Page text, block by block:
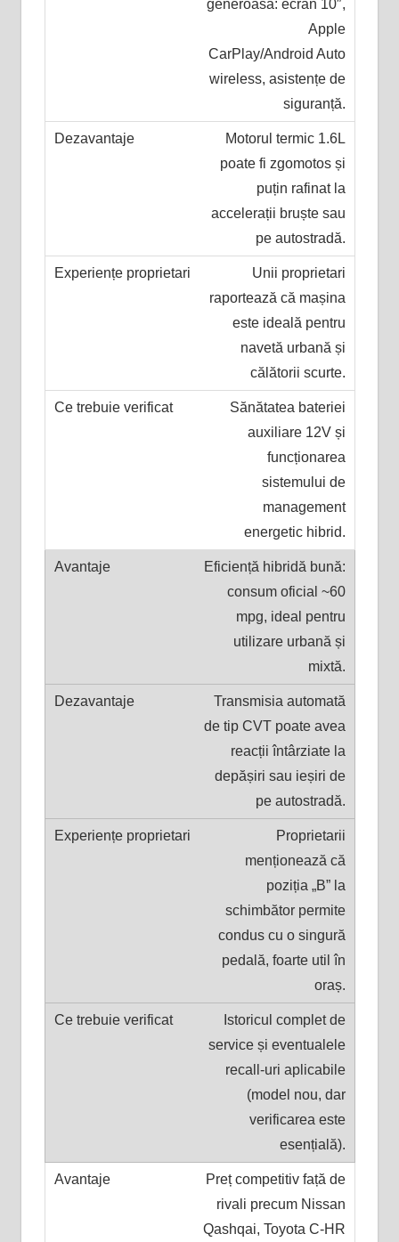
generoasă: ecran 10″,
Apple
CarPlay/Android Auto
wireless, asistențe de
siguranță.
Motorul termic 1.6L
poate fi zgomotos și
puțin rafinat la
accelerații bruște sau
pe autostradă.
Unii proprietari
raportează că mașina
este ideală pentru
navetă urbană și
călătorii scurte.
Sănătatea bateriei
auxiliare 12V și
funcționarea
sistemului de
management
energetic hibrid.
Eficiență hibridă bună:
consum oficial ~60
mpg, ideal pentru
utilizare urbană și
mixtă.
Transmisia automată
de tip CVT poate avea
reacții întârziate la
depășiri sau ieșiri de
pe autostradă.
Proprietarii
menționează că
poziția „B” la
schimbător permite
condus cu o singură
pedală, foarte util în
oraș.
Istoricul complet de
service și eventualele
recall-uri aplicabile
(model nou, dar
verificarea este
esențială).
Preț competitiv față de
rivali precum Nissan
Qashqai, Toyota C-HR